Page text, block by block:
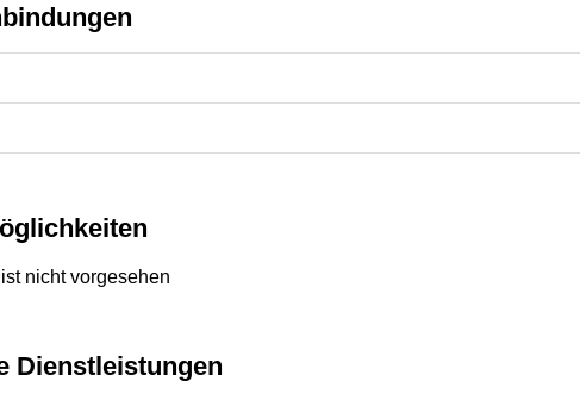
nicht vorgesehen
Dienstleistungen